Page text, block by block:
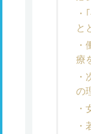
と
療
の